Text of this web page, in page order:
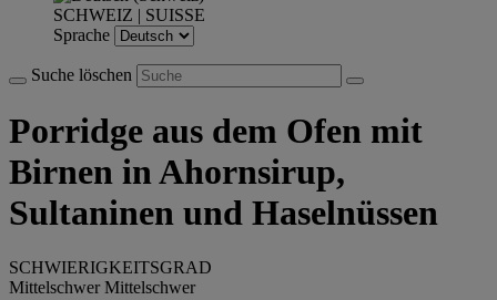
SCHWEIZ | SUISSE
Sprache
Suche löschen
Porridge aus dem Ofen mit
Birnen in Ahornsirup,
Sultaninen und Haselnüssen
SCHWIERIGKEITSGRAD
Mittelschwer Mittelschwer